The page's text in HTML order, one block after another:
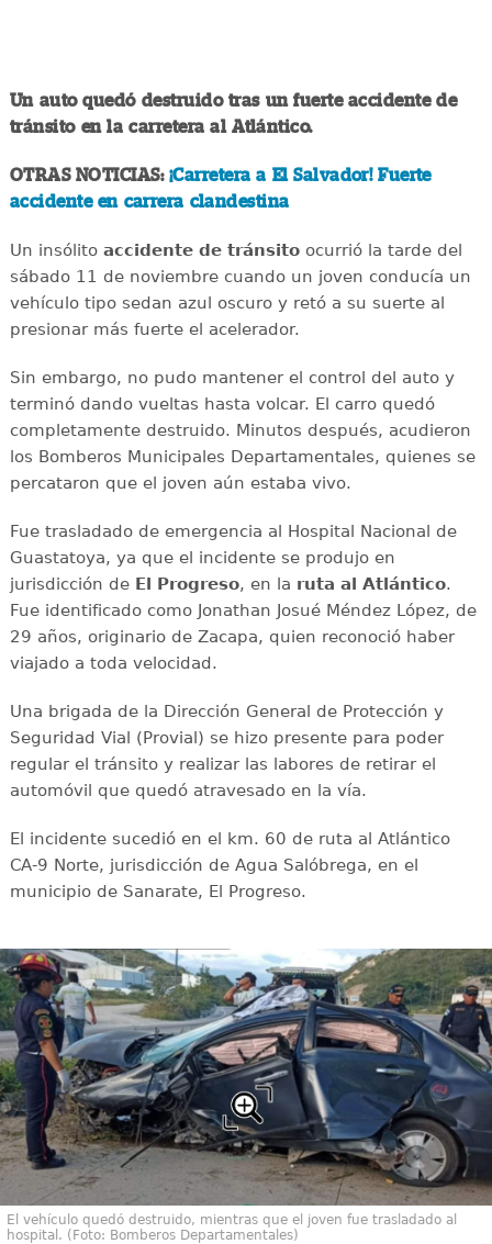
Un auto quedó destruido tras un fuerte accidente de
tránsito en la carretera al Atlántico.
OTRAS NOTICIAS: ¡Carretera a El Salvador! Fuerte
accidente en carrera clandestina
Un insólito accidente de tránsitoocurrió la tarde del
sábado 11 de noviembre cuando un joven conducía un
vehículo tipo sedan azul oscuro y retó a su suerte al
presionar más fuerte el acelerador.
Sin embargo, no pudo mantener el control del auto y
terminó dando vueltas hasta volcar. El carro quedó
completamente destruido. Minutos después, acudieron
los Bomberos Municipales Departamentales, quienes se
percataron que el joven aún estaba vivo.
Fue trasladado de emergencia al Hospital Nacional de
Guastatoya, ya que el incidente se produjo en
jurisdicción de El Progreso, en la ruta al Atlántico.
Fue identificado como Jonathan Josué Méndez López, de
29 años, originario de Zacapa, quien reconoció haber
viajado a toda velocidad.
Una brigada de la Dirección General de Protección y
Seguridad Vial (Provial) se hizo presente para poder
regular el tránsito y realizar las labores de retirar el
automóvil que quedó atravesado en la vía.
El incidente sucedió en el km. 60 de ruta al Atlántico
CA-9 Norte, jurisdicción de Agua Salóbrega, en el
municipio de Sanarate, El Progreso.
El vehículo quedó destruido, mientras que el joven fue trasladado al
hospital. (Foto: Bomberos Departamentales)